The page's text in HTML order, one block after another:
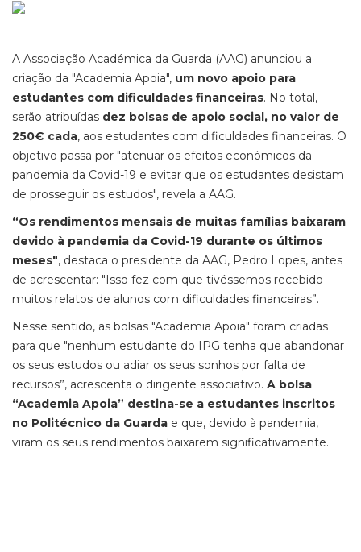
A Associação Académica da Guarda (AAG) anunciou a
criação da "Academia Apoia", um novo apoio para
estudantes com dificuldades financeiras. No total,
serão atribuídas dez bolsas de apoio social, no valor de
250€ cada, aos estudantes com dificuldades financeiras. O
objetivo passa por "atenuar os efeitos económicos da
pandemia da Covid-19 e evitar que os estudantes desistam
de prosseguir os estudos", revela a AAG.
“Os rendimentos mensais de muitas famílias baixaram
devido à pandemia da Covid-19 durante os últimos
meses", destaca o presidente da AAG, Pedro Lopes, antes
de acrescentar: "Isso fez com que tivéssemos recebido
muitos relatos de alunos com dificuldades financeiras”.
Nesse sentido, as bolsas "Academia Apoia" foram criadas
para que "nenhum estudante do IPG tenha que abandonar
os seus estudos ou adiar os seus sonhos por falta de
recursos”, acrescenta o dirigente associativo. A bolsa
“Academia Apoia” destina-se a estudantes inscritos
no Politécnico da Guarda e que, devido à pandemia,
viram os seus rendimentos baixarem significativamente.